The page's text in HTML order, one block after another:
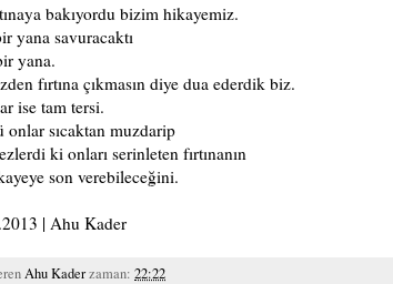
bakıyordu bizim hikayemiz.
yana savuracaktı
yana.
fırtına çıkmasın diye dua ederdik biz.
ise tam tersi.
onlar sıcaktan muzdarip
ki onları serinleten fırtınanın
son verebileceğini.
| Ahu Kader
Ahu Kaderzaman: 22:22